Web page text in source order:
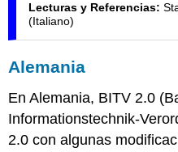
Lecturas y Referencias:
(Italiano)
Alemania
En Alemania, BITV 2.0 (
Informationstechnik-
2.0 con algunas